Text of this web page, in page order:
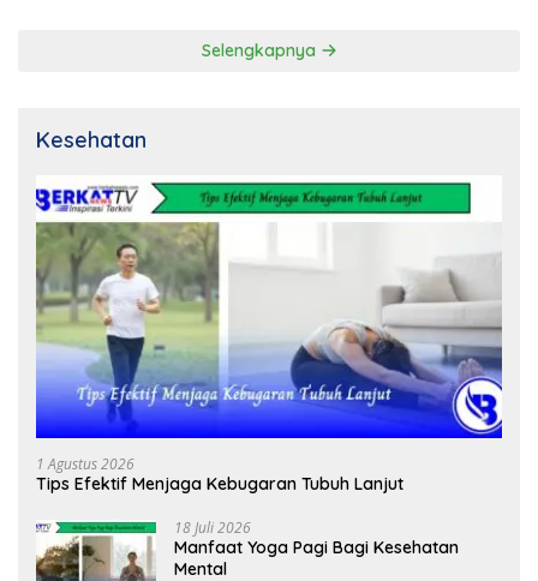
Selengkapnya
Kesehatan
1 Agustus 2026
Tips Efektif Menjaga Kebugaran Tubuh Lanjut
18 Juli 2026
Manfaat Yoga Pagi Bagi Kesehatan
Mental